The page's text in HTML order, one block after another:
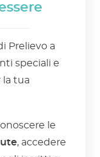
Prelievo a
speciali e
la tua
le
, accedere